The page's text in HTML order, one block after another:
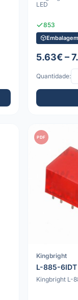
LED
853
5.63€ –
Quantidade:
PDF
Kingbright
L-885-6IDT
Kingbright L-